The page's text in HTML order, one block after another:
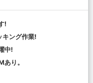
!
キング作業!
中!
り。